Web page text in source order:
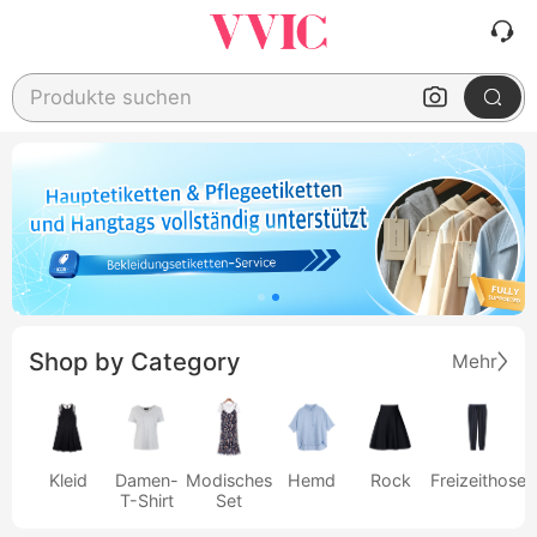
Produkte suchen
Shop by Category Mehr
Kleid
Damen-
T-Shirt
Modisches
Set
Hemd Rock Freizeithose